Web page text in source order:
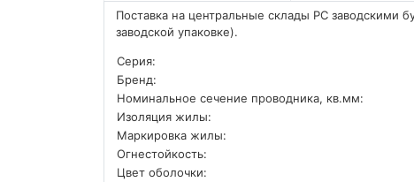
Поставка на центральные склады РС заводскими
заводской упаковке).
Серия:
Бренд:
Номинальное сечение проводника, кв.мм:
Изоляция жилы:
Маркировка жилы:
Огнестойкость:
Цвет оболочки: